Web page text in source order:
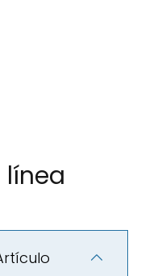
línea